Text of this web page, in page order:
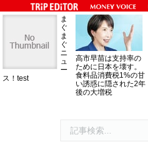
ま
ぐ
ま
ぐ
ニ
ュ
ー
ス！test
高市早苗は支持率の
ために日本を壊す。
食料品消費税1%の甘
い誘惑に隠された2年
後の大増税